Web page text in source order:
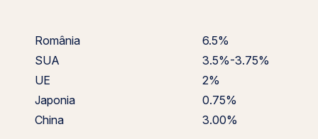
România
6.5%
SUA
3.5%-3.75%
UE
2%
Japonia
0.75%
China
3.00%